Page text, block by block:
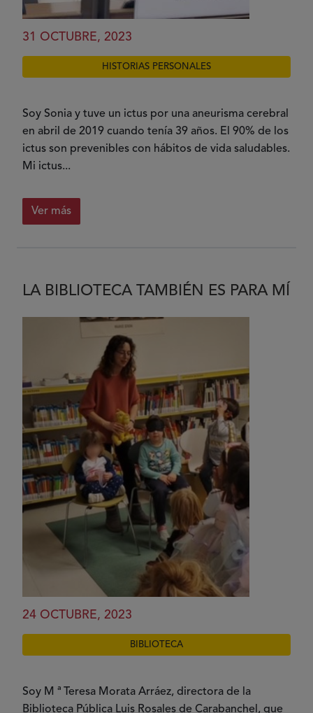
31 OCTUBRE, 2023
HISTORIAS PERSONALES
Soy Sonia y tuve un ictus por una aneurisma cerebral
en abril de 2019 cuando tenía 39 años. El 90% de los
ictus son prevenibles con hábitos de vida saludables.
Mi ictus...
Ver más
LA BIBLIOTECA TAMBIÉN ES PARA MÍ
24 OCTUBRE, 2023
BIBLIOTECA
Soy M ª Teresa Morata Arráez, directora de la
Biblioteca Pública Luis Rosales de Carabanchel, que